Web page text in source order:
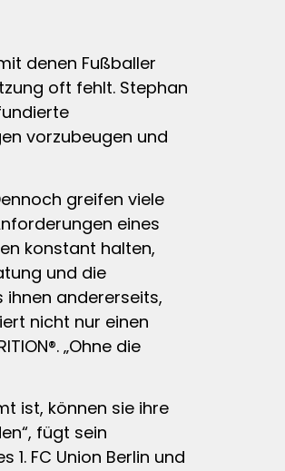
denen Fußballer
oft fehlt. Stephan
vorzubeugen und
greifen viele
eines
konstant halten,
und die
ihnen andererseits,
nicht nur einen
„Ohne die
ist, können sie ihre
fügt sein
FC Union Berlin und